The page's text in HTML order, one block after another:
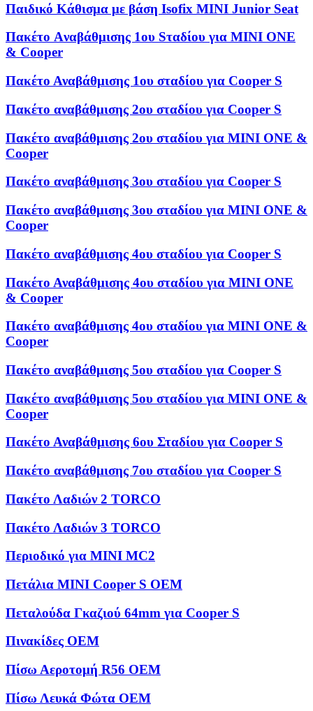
Παιδικό Κάθισμα με βάση Isofix MINI Junior Seat
Πακέτο Aναβάθμισης 1ου Sταδίου για MINI ONE
& Cooper
Πακέτο Αναβάθμισης 1ου σταδίου για Cooper S
Πακέτο αναβάθμισης 2ου σταδίου για Cooper S
Πακέτο αναβάθμισης 2ου σταδίου για MINI ONE &
Cooper
Πακέτο αναβάθμισης 3ου σταδίου για Cooper S
Πακέτο αναβάθμισης 3ου σταδίου για MINI ONE &
Cooper
Πακέτο αναβάθμισης 4ου σταδίου για Cooper S
Πακέτο Αναβάθμισης 4ου σταδίου για MINI ONE
& Cooper
Πακέτο αναβάθμισης 4ου σταδίου για MINI ONE &
Cooper
Πακέτο αναβάθμισης 5ου σταδίου για Cooper S
Πακέτο αναβάθμισης 5ου σταδίου για MINI ONE &
Cooper
Πακέτο Αναβάθμισης 6ου Σταδίου για Cooper S
Πακέτο αναβάθμισης 7ου σταδίου για Cooper S
Πακέτο Λαδιών 2 TORCO
Πακέτο Λαδιών 3 TORCO
Περιοδικό για MINI MC2
Πετάλια MINI Cooper S OEM
Πεταλούδα Γκαζιού 64mm για Cooper S
Πινακίδες OEM
Πίσω Αεροτομή R56 OEM
Πίσω Λευκά Φώτα OEM